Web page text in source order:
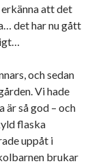
att det
det har nu gått
och sedan
Vi hade
är så god – och
flaska
uppåt i
brukar